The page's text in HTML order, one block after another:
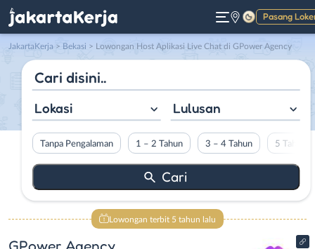
Pasang
Gelap
JakartaKerja > Bekasi > Lowongan Host Aplikasi Live Chat di GPower Agency
Lokasi Lulusan
Tanpa Pengalaman 1 – 2 Tahun 3 – 4 Tahun 5 Tahun
Lowongan terbit 5 tahun lalu
GPower Agency